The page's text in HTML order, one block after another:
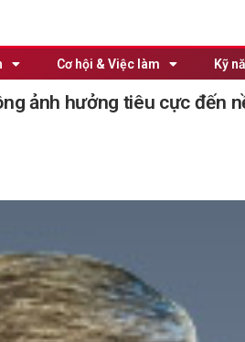
Cơ hội & Việc làm Kỹ
ảnh hưởng tiêu cực đến